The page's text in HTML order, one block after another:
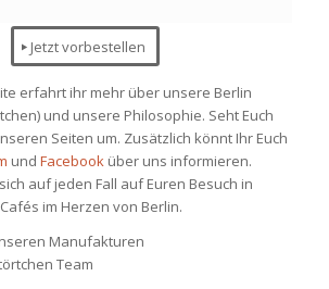
Jetzt vorbestellen
erfahrt ihr mehr über unsere Berlin
und unsere Philosophie. Seht Euch
Seiten um. Zusätzlich könnt Ihr Euch
und Facebooküber uns informieren.
auf jeden Fall auf Euren Besuch in
im Herzen von Berlin.
Manufakturen
Team